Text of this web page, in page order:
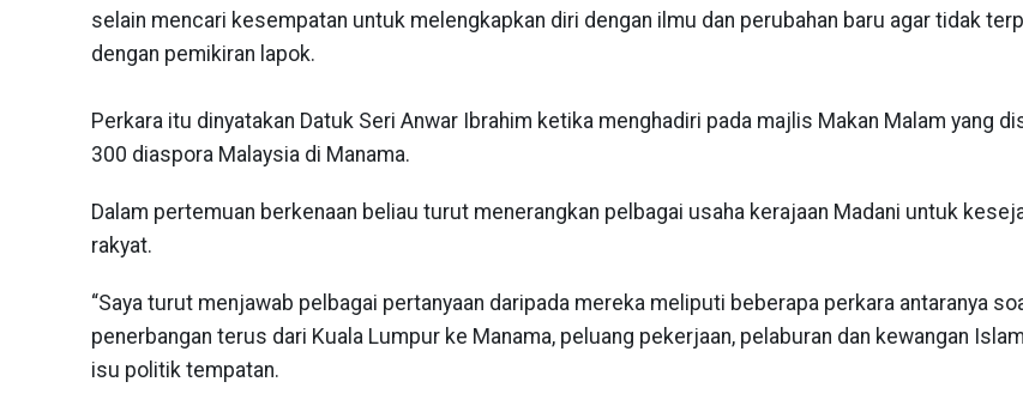
selain mencari kesempatan untuk melengkapkan diri dengan ilmu dan perubahan baru agar tidak
dengan pemikiran lapok.
Perkara itu dinyatakan Datuk Seri Anwar Ibrahim ketika menghadiri pada majlis Makan Malam yang
300 diaspora Malaysia di Manama.
Dalam pertemuan berkenaan beliau turut menerangkan pelbagai usaha kerajaan Madani untuk
rakyat.
“Saya turut menjawab pelbagai pertanyaan daripada mereka meliputi beberapa perkara antaranya
penerbangan terus dari Kuala Lumpur ke Manama, peluang pekerjaan, pelaburan dan kewangan
isu politik tempatan.